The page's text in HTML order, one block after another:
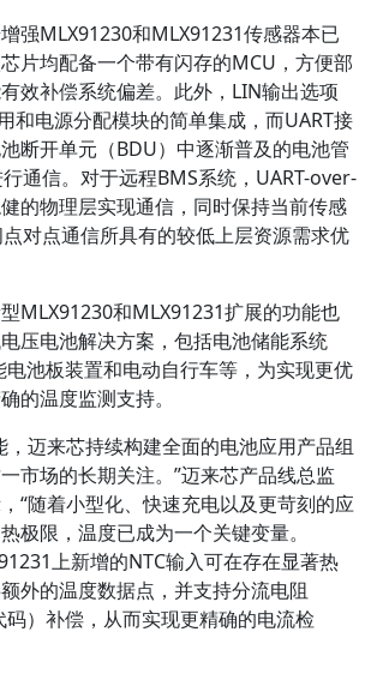
强MLX91230和MLX91231传感器本已
片均配备一个带有闪存的MCU，方便部
效补偿系统偏差。此外，LIN输出选项
和电源分配模块的简单集成，而UART接
断开单元（BDU）中逐渐普及的电池管
通信。对于远程BMS系统，UART-over-
的物理层实现通信，同时保持当前传感
对点通信所具有的较低上层资源需求优
MLX91230和MLX91231扩展的功能也
压电池解决方案，包括电池储能系统
电池板装置和电动自行车等，为实现更优
的温度监测支持。
，迈来芯持续构建全面的电池应用产品组
市场的长期关注。”迈来芯产品线总监
“随着小型化、快速充电以及更苛刻的应
极限，温度已成为一个关键变量。
上新增的NTC输入可在存在显著热
外的温度数据点，并支持分流电阻
）补偿，从而实现更精确的电流检